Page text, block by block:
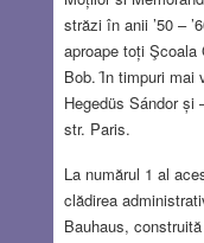
străzi în anii ’50 –
aproape toți Şcoala
Bob. Ȋn timpuri mai
Hegedüs Sándor
str. Paris.
La numărul 1 al
clădirea
Bauhaus,